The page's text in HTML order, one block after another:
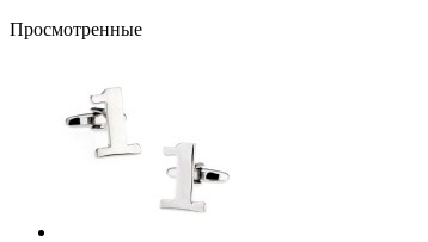
Просмотренные